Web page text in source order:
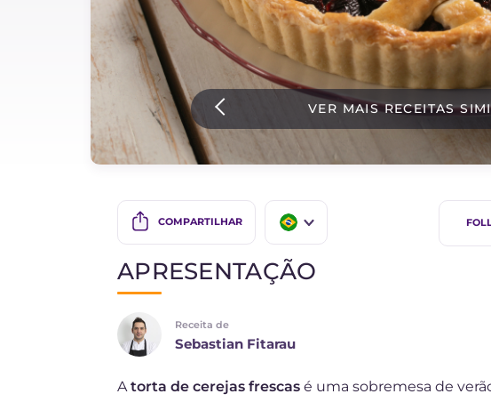
IT Website
Instagram
VER MAIS RECEITAS
COMPARTILHAR
DE
APRESENTAÇÃO
Receita de
Sebastian Fitarau
Atorta de cerejas frescas é uma sobremesa de